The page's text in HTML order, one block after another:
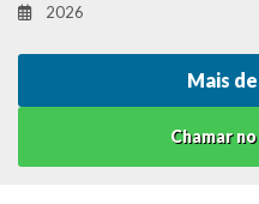
2026
Mais
Chamar